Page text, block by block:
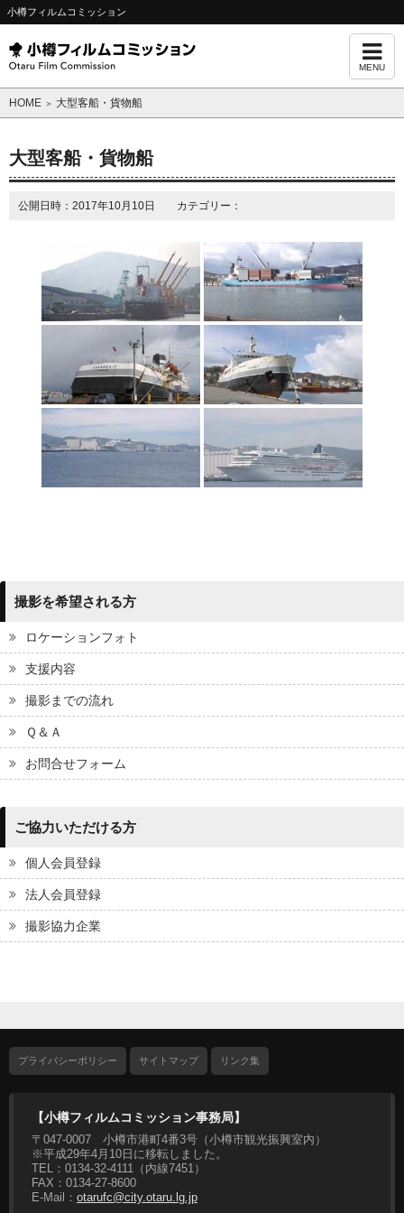
小樽フィルムコミッション
MENU
HOME ＞ 大型客船・貨物船
大型客船・貨物船
公開日時：2017年10月10日 カテゴリー：
撮影を希望される方
ロケーションフォト
支援内容
撮影までの流れ
Ｑ＆Ａ
お問合せフォーム
ご協力いただける方
個人会員登録
法人会員登録
撮影協力企業
プライバシーポリシー サイトマップ リンク集
【小樽フィルムコミッション事務局】
〒047-0007 小樽市港町4番3号（小樽市観光振興室内）
※平成29年4月10日に移転しました。
TEL：0134-32-4111（内線7451）
FAX：0134-27-8600
E-Mail： otarufc@city.otaru.lg.jp